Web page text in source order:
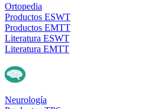
Ortopedia
Productos ESWT
Productos EMTT
Literatura ESWT
Literatura EMTT
Neurología